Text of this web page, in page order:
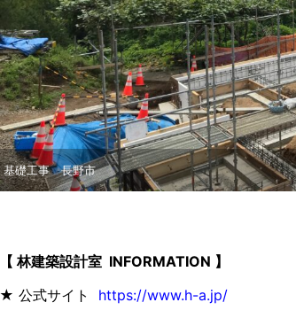
基礎工事 長野市
【 林建築設計室 INFORMATION 】
★ 公式サイト https://www.h-a.jp/